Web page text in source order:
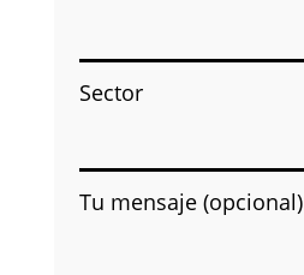
Sector
Tu mensaje (opcional)